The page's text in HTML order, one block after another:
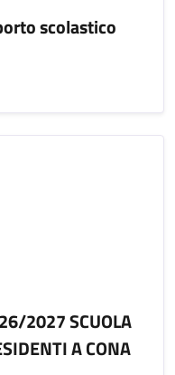
scolastico
2027 SCUOLA
A CONA